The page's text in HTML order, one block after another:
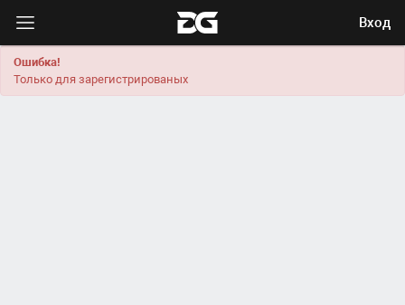
Вход
Ошибка!
Только для зарегистрированых